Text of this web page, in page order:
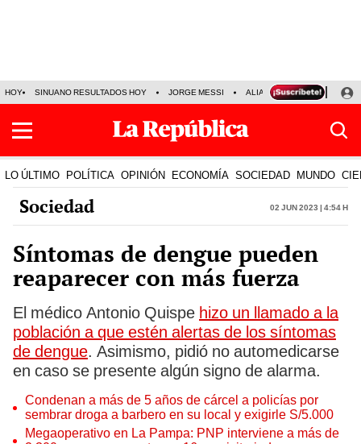
HOY SINUANO RESULTADOS HOY JORGE MESSI ALIANZA LIMA VS SPORT
LO ÚLTIMO POLÍTICA OPINIÓN ECONOMÍA SOCIEDAD MUNDO
Sociedad 02 Jun 2023 | 4:54 h
Síntomas de dengue pueden
reaparecer con más fuerza
El médico Antonio Quispe hizo un llamado a la
población a que estén alertas de los síntomas
de dengue. Asimismo, pidió no automedicarse
en caso se presente algún signo de alarma.
Condenan a más de 5 años de cárcel a policías por
sembrar droga a barbero en su local y exigirle S/5.000
Megaoperativo en La Pampa: PNP interviene a más de